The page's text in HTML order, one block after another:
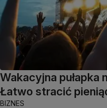
Wakacyjna pułapka
Łatwo stracić
BIZNES